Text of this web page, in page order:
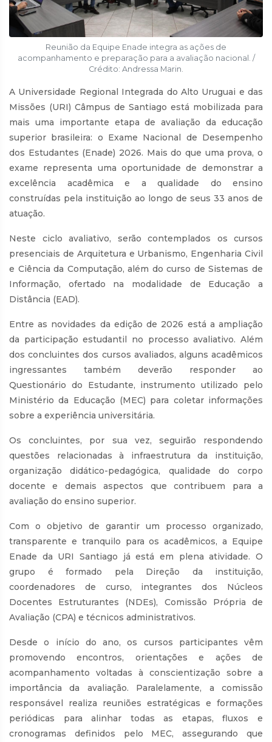
Reunião da Equipe Enade integra as ações de
acompanhamento e preparação para a avaliação nacional. /
Crédito: Andressa Marin.
A Universidade Regional Integrada do Alto Uruguai e das
Missões (URI) Câmpus de Santiago está mobilizada para
mais uma importante etapa de avaliação da educação
superior brasileira: o Exame Nacional de Desempenho
dos Estudantes (Enade) 2026. Mais do que uma prova, o
exame representa uma oportunidade de demonstrar a
excelência acadêmica e a qualidade do ensino
construídas pela instituição ao longo de seus 33 anos de
atuação.
Neste ciclo avaliativo, serão contemplados os cursos
presenciais de Arquitetura e Urbanismo, Engenharia Civil
e Ciência da Computação, além do curso de Sistemas de
Informação, ofertado na modalidade de Educação a
Distância (EAD).
Entre as novidades da edição de 2026 está a ampliação
da participação estudantil no processo avaliativo. Além
dos concluintes dos cursos avaliados, alguns acadêmicos
ingressantes também deverão responder ao
Questionário do Estudante, instrumento utilizado pelo
Ministério da Educação (MEC) para coletar informações
sobre a experiência universitária.
Os concluintes, por sua vez, seguirão respondendo
questões relacionadas à infraestrutura da instituição,
organização didático-pedagógica, qualidade do corpo
docente e demais aspectos que contribuem para a
avaliação do ensino superior.
Com o objetivo de garantir um processo organizado,
transparente e tranquilo para os acadêmicos, a Equipe
Enade da URI Santiago já está em plena atividade. O
grupo é formado pela Direção da instituição,
coordenadores de curso, integrantes dos Núcleos
Docentes Estruturantes (NDEs), Comissão Própria de
Avaliação (CPA) e técnicos administrativos.
Desde o início do ano, os cursos participantes vêm
promovendo encontros, orientações e ações de
acompanhamento voltadas à conscientização sobre a
importância da avaliação. Paralelamente, a comissão
responsável realiza reuniões estratégicas e formações
periódicas para alinhar todas as etapas, fluxos e
cronogramas definidos pelo MEC, assegurando que